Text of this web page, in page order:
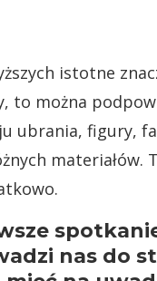
istotne
to można
ubrania, figury,
materiałów.
nas do